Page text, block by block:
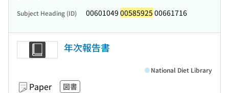
Subject Heading (ID) 00601049 00585925 00661716
年次報告書
Paper 図書
National Diet Library